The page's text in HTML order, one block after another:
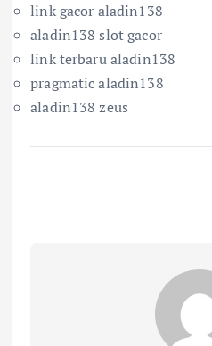
link gacor aladin138
aladin138 slot gacor
link terbaru aladin138
pragmatic aladin138
aladin138 zeus